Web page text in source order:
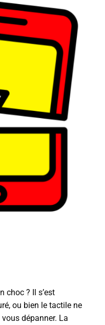
choc ? Il s’est
ou bien le tactile ne
dépanner. La